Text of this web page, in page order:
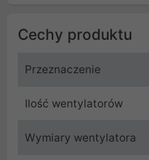
Cechy produktu
Przeznaczenie
Ilość wentylatorów
Wymiary wentylatora